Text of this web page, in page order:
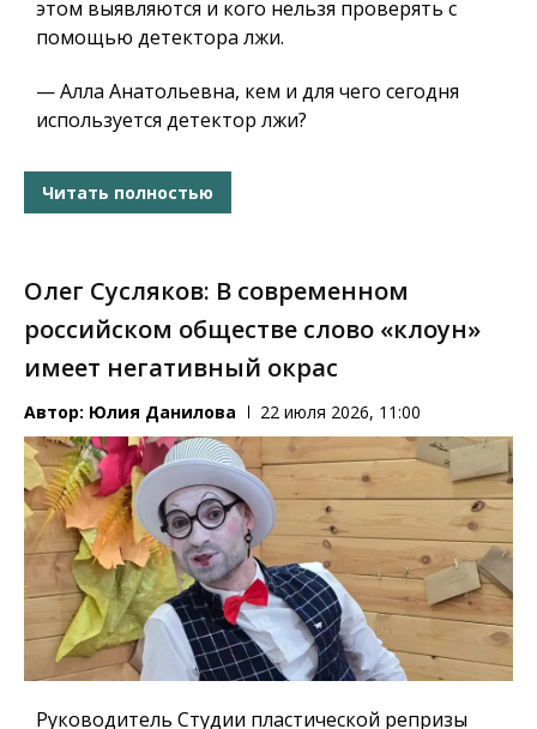
этом выявляются и кого нельзя проверять с
помощью детектора лжи.
— Алла Анатольевна, кем и для чего сегодня
используется детектор лжи?
Читать полностью
Олег Сусляков: В современном
российском обществе слово «клоун»
имеет негативный окрас
Автор: Юлия Данилова 22 июля 2026, 11:00
Руководитель Студии пластической репризы